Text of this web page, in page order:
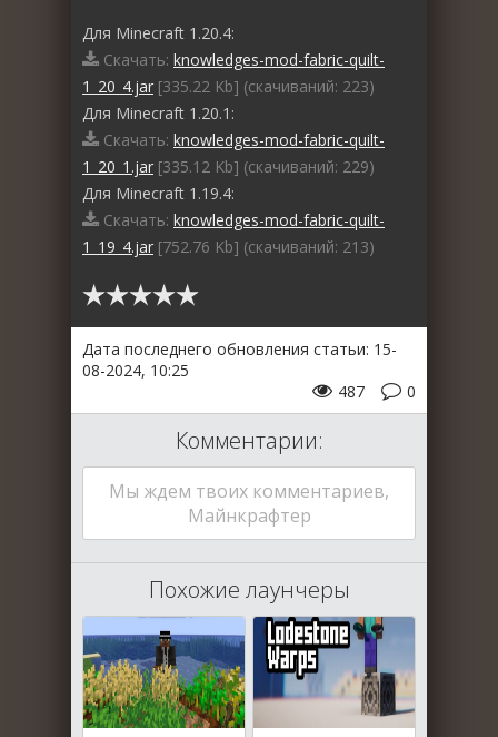
Для Minecraft 1.20.4:
Скачать: knowledges-mod-fabric-quilt-
1_20_4.jar [335.22 Kb] (cкачиваний: 223)
Для Minecraft 1.20.1:
Скачать: knowledges-mod-fabric-quilt-
1_20_1.jar [335.12 Kb] (cкачиваний: 229)
Для Minecraft 1.19.4:
Скачать: knowledges-mod-fabric-quilt-
1_19_4.jar [752.76 Kb] (cкачиваний: 213)
Дата последнего обновления статьи: 15-
08-2024, 10:25
0
487
Комментарии:
Мы ждем твоих комментариев,
Майнкрафтер
Похожие лаунчеры